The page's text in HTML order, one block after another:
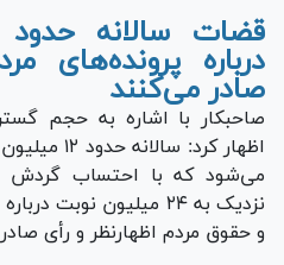
درباره پرونده‌های
صادر می‌کنند
صاحبکار با اشاره به حجم
اظهار کرد:
می‌شود که با احتساب گردش
نزدیک به ۲۴ میلیون
و حقوق مردم اظهارنظر و رأی